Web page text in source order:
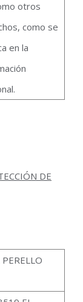
otros
como se
en la
DE